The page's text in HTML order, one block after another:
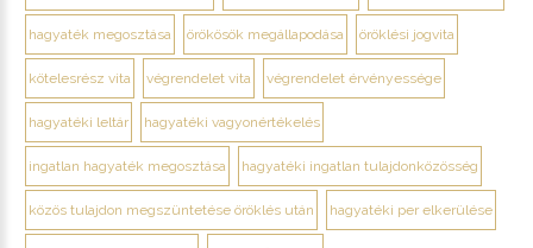
hagyaték megosztása örökösök megállapodása öröklési jogvita
kötelesrész vita végrendelet vita végrendelet érvényessége
hagyatéki leltár hagyatéki vagyonértékelés
ingatlan hagyaték megosztása hagyatéki ingatlan tulajdonközösség
közös tulajdon megszüntetése öröklés után hagyatéki per elkerülése